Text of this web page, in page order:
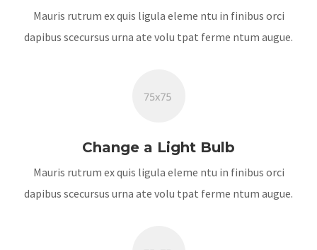
Mauris rutrum ex quis ligula eleme ntu in finibus orci
dapibus scecursus urna ate volu tpat ferme ntum augue.
Change a Light Bulb
Mauris rutrum ex quis ligula eleme ntu in finibus orci
dapibus scecursus urna ate volu tpat ferme ntum augue.